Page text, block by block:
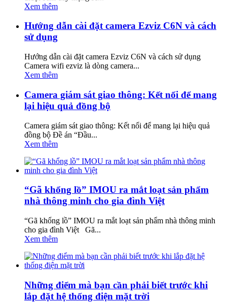
Xem thêm
Hướng dẫn cài đặt camera Ezviz C6N và cách
sử dụng
Hướng dẫn cài đặt camera Ezviz C6N và cách sử dụng
Camera wifi ezviz là dòng camera...
Xem thêm
Camera giám sát giao thông: Kết nối để mang
lại hiệu quả đồng bộ
Camera giám sát giao thông: Kết nối để mang lại hiệu quả
đồng bộ Đề án “Đầu...
Xem thêm
“Gã khổng lồ” IMOU ra mắt loạt sản phẩm
nhà thông minh cho gia đình Việt
“Gã khổng lồ” IMOU ra mắt loạt sản phẩm nhà thông minh
cho gia đình Việt Gã...
Xem thêm
Những điểm mà bạn cần phải biết trước khi
lắp đặt hệ thống điện mặt trời